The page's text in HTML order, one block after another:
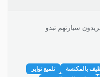
سيارتهم تبدو
بالمكنسة
تلميع تواير